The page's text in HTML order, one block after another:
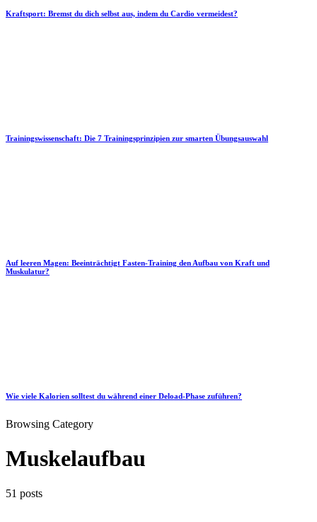
Kraftsport: Bremst du dich selbst aus, indem du Cardio vermeidest?
Trainingswissenschaft: Die 7 Trainingsprinzipien zur smarten Übungsauswahl
Auf leeren Magen: Beeinträchtigt Fasten-Training den Aufbau von Kraft und
Muskulatur?
Wie viele Kalorien solltest du während einer Deload-Phase zuführen?
Browsing Category
Muskelaufbau
51 posts